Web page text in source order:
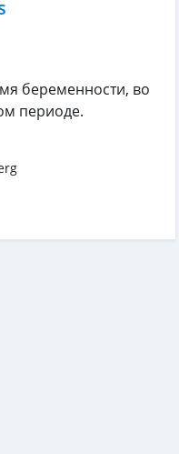
беременности, во
периоде.